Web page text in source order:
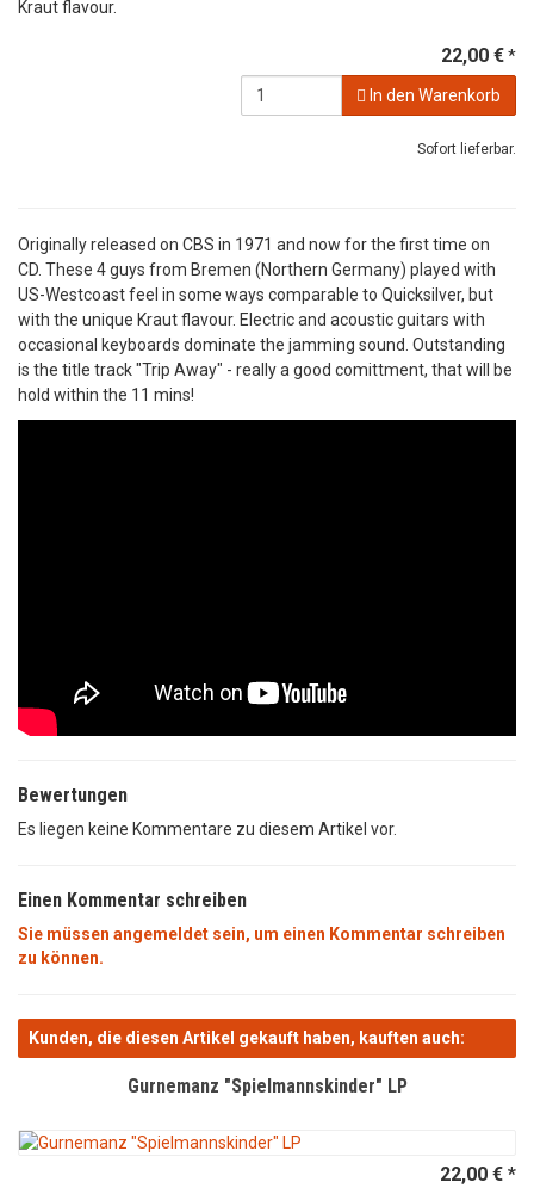
Kraut flavour.
22,00 €*
In den Warenkorb
Sofort lieferbar.
Originally released on CBS in 1971 and now for the first time on
CD. These 4 guys from Bremen (Northern Germany) played with
US-Westcoast feel in some ways comparable to Quicksilver, but
with the unique Kraut flavour. Electric and acoustic guitars with
occasional keyboards dominate the jamming sound. Outstanding
is the title track "Trip Away" - really a good comittment, that will be
hold within the 11 mins!
Bewertungen
Es liegen keine Kommentare zu diesem Artikel vor.
Einen Kommentar schreiben
Sie müssen angemeldet sein, um einen Kommentar schreiben
zu können.
Kunden, die diesen Artikel gekauft haben, kauften auch:
Gurnemanz "Spielmannskinder" LP
22,00 € *